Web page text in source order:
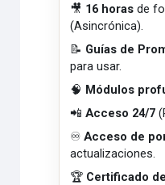
🎥 16 horas de
(Asincrónica).
📝 Guías de
para usar.
🧠 Módulos
📲Acceso 24/7
♾️Acceso de
actualizaciones.
🏆 Certificado